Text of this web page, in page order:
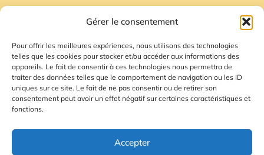
Gérer le consentement
Pour offrir les meilleures expériences, nous utilisons des technologies
telles que les cookies pour stocker et/ou accéder aux informations des
appareils. Le fait de consentir à ces technologies nous permettra de
traiter des données telles que le comportement de navigation ou les ID
uniques sur ce site. Le fait de ne pas consentir ou de retirer son
consentement peut avoir un effet négatif sur certaines caractéristiques et
fonctions.
Accepter
Mentions Légales
Plan du site
Gestion des Cookies